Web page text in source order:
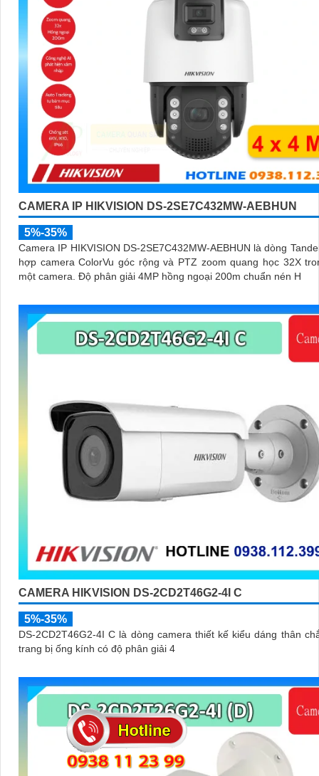
CAMERA IP HIKVISION DS-2SE7C432MW-AEBHUN
5%-35%
Camera IP HIKVISION DS-2SE7C432MW-AEBHUN là dòng
hợp camera ColorVu góc rộng và PTZ zoom quang học 32X
một camera. Độ phân giải 4MP hồng ngoại 200m chuẩn nén H
CAMERA HIKVISION DS-2CD2T46G2-4I C
5%-35%
DS-2CD2T46G2-4I C là dòng camera thiết kế kiểu dáng thân
trang bị ống kính có độ phân giải 4